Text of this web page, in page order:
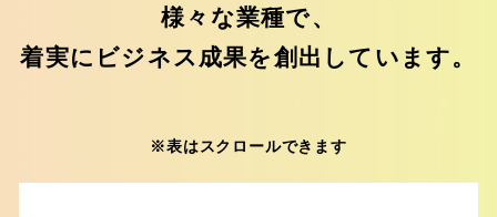
様々な業種で、
着実にビジネス成果を創出しています。
※表はスクロールできます